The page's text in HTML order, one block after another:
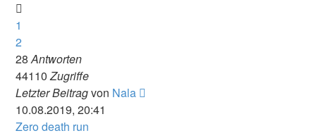
1
2
28Antworten
44110Zugriffe
Letzter Beitragvon Nala
10.08.2019, 20:41
Zero death run